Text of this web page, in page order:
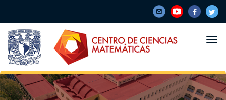
contenido
principal